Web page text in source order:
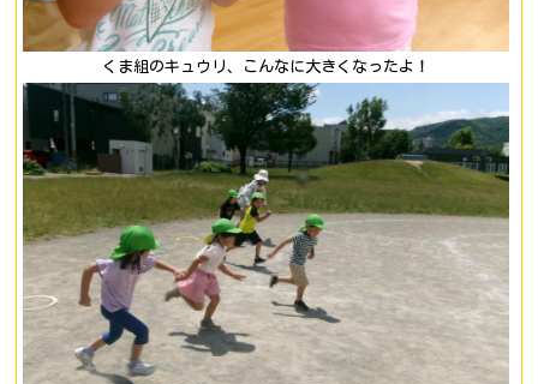
くま組のキュウリ、こんなに大きくなったよ！